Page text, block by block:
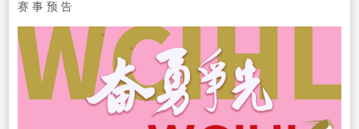
赛 事 预 告